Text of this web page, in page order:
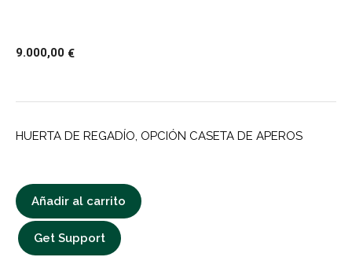
9.000,00 €
HUERTA DE REGADÍO, OPCIÓN CASETA DE APEROS
Añadir al carrito
Get Support